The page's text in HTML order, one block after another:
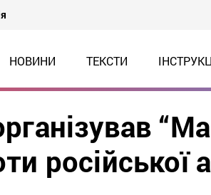
НОВИНИ ТЕКСТИ
російської